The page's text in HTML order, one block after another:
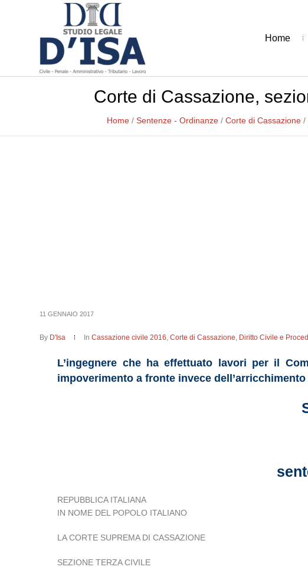
Home
Corte di Cassazione,
Home / Sentenze - Ordinanze / Corte di Cassazione /
11 GENNAIO 2017
By D'Isa InCassazione civile 2016,Corte di Cassazione, Diritto Civile e
L’ingegnere che ha effettuato lavori per il
impoverimento a fronte invece dell’arricchimento
REPUBBLICA ITALIANA
IN NOME DEL POPOLO ITALIANO
LA CORTE SUPREMA DI CASSAZIONE
SEZIONE TERZA CIVILE